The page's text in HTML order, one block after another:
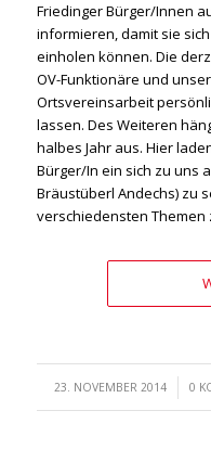
Friedinger Bürger/Innen
informieren, damit sie
einholen können. Die
OV-Funktionäre und
Ortsvereinsarbeit
lassen. Des Weiteren
halbes Jahr aus. Hier
Bürger/In ein sich zu uns
Bräustüberl Andechs) zu
verschiedensten Themen
23. NOVEMBER 2014
/ 0